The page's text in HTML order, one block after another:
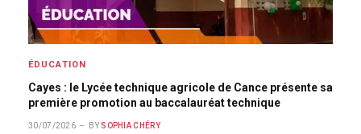
ÉDUCATION
Cayes : le Lycée technique agricole de Cance présente sa
première promotion au baccalauréat technique
30/07/2026 BY SOPHIA CHÉRY